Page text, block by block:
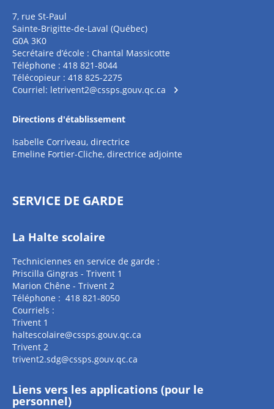
7, rue St-Paul
Sainte-Brigitte-de-Laval (Québec)
G0A 3K0
Secrétaire d’école : Chantal Massicotte
Téléphone : 418 821-8044
Télécopieur : 418 825-2275
Courriel: letrivent2@cssps.gouv.qc.ca
Directions d'établissement
Isabelle Corriveau, directrice
Emeline Fortier-Cliche, directrice adjointe
SERVICE DE GARDE
La Halte scolaire
Techniciennes en service de garde :
Priscilla Gingras - Trivent 1
Marion Chêne - Trivent 2
Téléphone : 418 821-8050
Courriels :
Trivent 1
haltescolaire@cssps.gouv.qc.ca
Trivent 2
trivent2.sdg@cssps.gouv.qc.ca
Liens vers les applications (pour le
personnel)